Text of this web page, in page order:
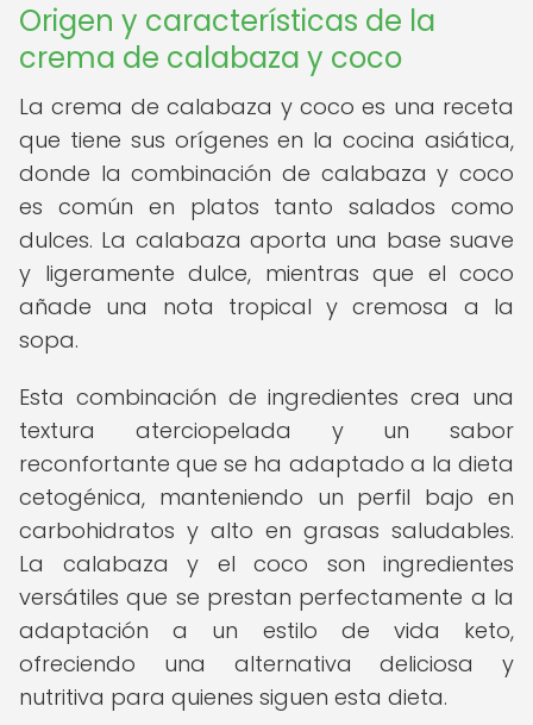
Origen y características de la
crema de calabaza y coco
La crema de calabaza y coco es una receta
que tiene sus orígenes en la cocina asiática,
donde la combinación de calabaza y coco
es común en platos tanto salados como
dulces. La calabaza aporta una base suave
y ligeramente dulce, mientras que el coco
añade una nota tropical y cremosa a la
sopa.
Esta combinación de ingredientes crea una
textura aterciopelada y un sabor
reconfortante que se ha adaptado a la dieta
cetogénica, manteniendo un perfil bajo en
carbohidratos y alto en grasas saludables.
La calabaza y el coco son ingredientes
versátiles que se prestan perfectamente a la
adaptación a un estilo de vida keto,
ofreciendo una alternativa deliciosa y
nutritiva para quienes siguen esta dieta.